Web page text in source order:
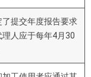
提交年度报告要求
人应于每年4月30